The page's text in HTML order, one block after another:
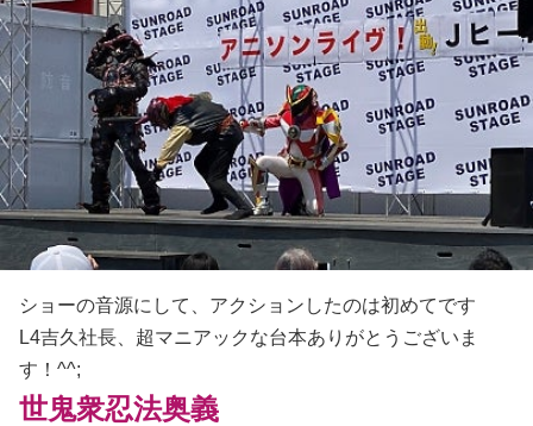
ショーの音源にして、アクションしたのは初めてです
L4吉久社長、超マニアックな台本ありがとうございま
す！^^;
世鬼衆忍法奥義